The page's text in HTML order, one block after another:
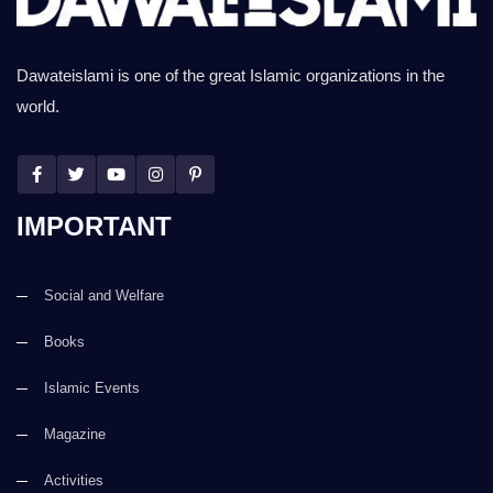
Dawateislami is one of the great Islamic organizations in the
world.
IMPORTANT
Social and Welfare
Books
Islamic Events
Magazine
Activities